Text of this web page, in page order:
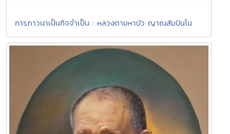
การภาวนาเป็นกิจจำเป็น : หลวงตามหาบัว ญาณสัมปันโน